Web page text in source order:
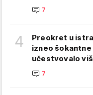
7
4
Preokret u
izneo
učestvovalo
7